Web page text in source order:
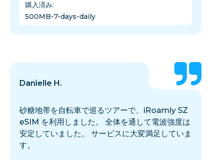
購入済み:
500MB-7-days-daily
Danielle H.
砂糖地帯を自転車で巡るツアーで、iRoamly SZ
eSIM を利用しました。 全体を通して電波強度は
安定していました。 サービスに大変満足していま
す。